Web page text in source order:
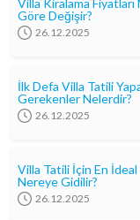
Villa Kiralama
Göre Değişir?
26.12.2025
İlk Defa Villa Tatili
Gerekenler Nelerdir?
26.12.2025
Villa Tatili İçin En
Nereye Gidilir?
26.12.2025